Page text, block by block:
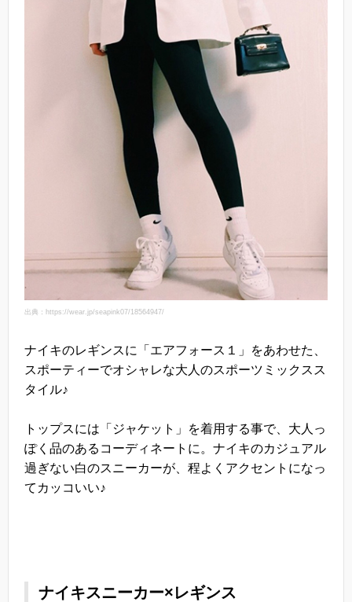
出典：https://wear.jp/seapink07/18564947/
ナイキのレギンスに「エアフォース１」をあわせた、
スポーティーでオシャレな大人のスポーツミックスス
タイル♪
トップスには「ジャケット」を着用する事で、大人っ
ぽく品のあるコーディネートに。ナイキのカジュアル
過ぎない白のスニーカーが、程よくアクセントになっ
てカッコいい♪
ナイキスニーカー×レギンス